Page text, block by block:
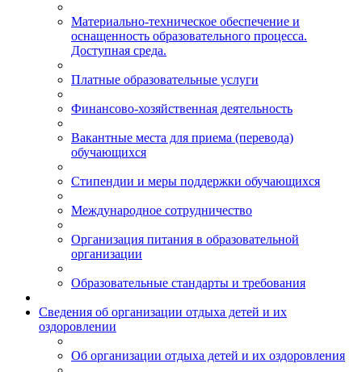
Материально-техническое обеспечение и
оснащенность образовательного процесса.
Доступная среда.
Платные образовательные услуги
Финансово-хозяйственная деятельность
Вакантные места для приема (перевода)
обучающихся
Стипендии и меры поддержки обучающихся
Международное сотрудничество
Организация питания в образовательной
организации
Образовательные стандарты и требования
Сведения об организации отдыха детей и их
оздоровлении
Об организации отдыха детей и их оздоровления